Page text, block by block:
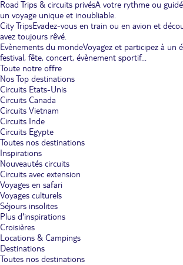
Road Trips & circuits privésA votre rythme ou
un voyage unique et inoubliable.
City TripsEvadez-vous en train ou en avion et
avez toujours rêvé.
Evènements du mondeVoyagez et participez à un
festival, fête, concert, évènement sportif...
Toute notre offre
Nos Top destinations
Circuits Etats-Unis
Circuits Canada
Circuits Vietnam
Circuits Inde
Circuits Egypte
Toutes nos destinations
Inspirations
Nouveautés circuits
Circuits avec extension
Voyages en safari
Voyages culturels
Séjours insolites
Plus d'inspirations
Croisières
Locations & Campings
Destinations
Toutes nos destinations